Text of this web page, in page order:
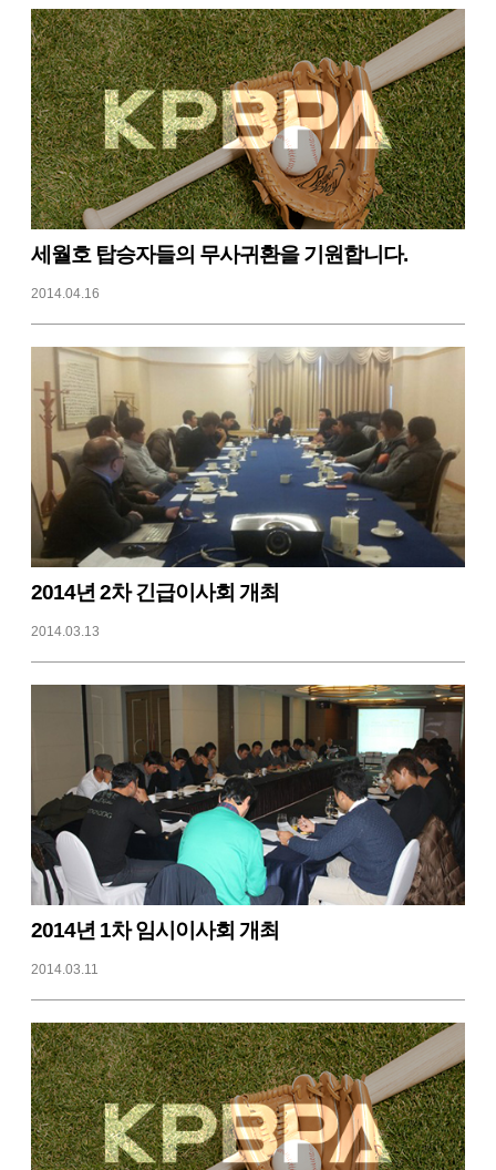
세월호 탑승자들의 무사귀환을 기원합니다.
2014.04.16
2014년 2차 긴급이사회 개최
2014.03.13
2014년 1차 임시이사회 개최
2014.03.11